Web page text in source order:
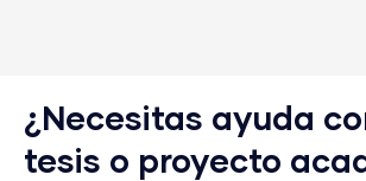
¿Necesitas ayuda
tesis o proyecto